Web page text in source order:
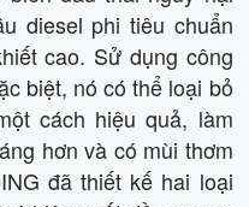
diesel phi tiêu chuẩn
cao. Sử dụng công
biệt, nó có thể loại bỏ
cách hiệu quả, làm
hơn và có mùi thơm
đã thiết kế hai loại